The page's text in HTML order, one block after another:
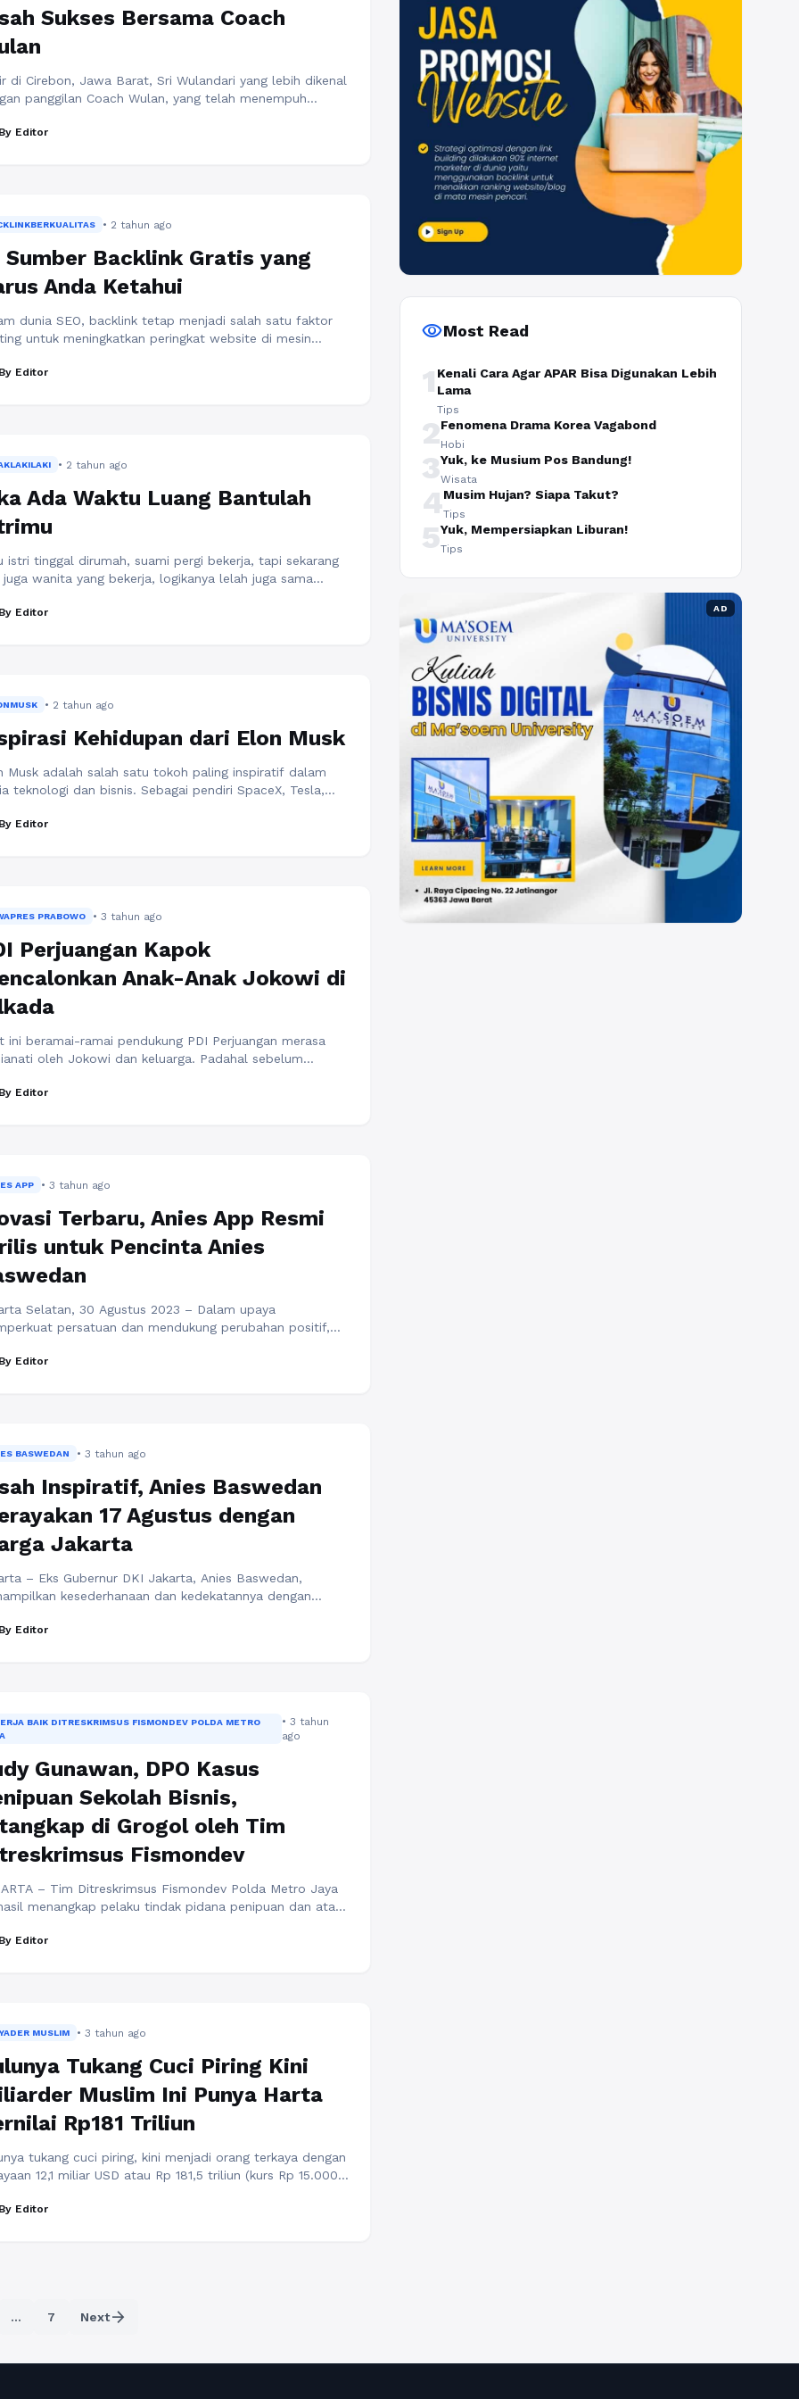
Sukses Bersama Coach
di Cirebon, Jawa Barat, Sri Wulandari yang lebih dikenal
panggilan Coach Wulan, yang telah menempuh
daya manusia (SDM). Dengan pengalaman lebih dari
Editor
• 2 tahun ago
Sumber Backlink Gratis yang
Anda Ketahui
dunia SEO, backlink tetap menjadi salah satu faktor
untuk meningkatkan peringkat website di mesin
berbagai sumber backlink dapat membantu
Editor
• 2 tahun ago
Ada Waktu Luang Bantulah
istri tinggal dirumah, suami pergi bekerja, tapi sekarang
juga wanita yang bekerja, logikanya lelah juga sama
sempat membuka jilbabnya langsung menuju dapur
Editor
• 2 tahun ago
Kehidupan dari Elon Musk
Musk adalah salah satu tokoh paling inspiratif dalam
teknologi dan bisnis. Sebagai pendiri SpaceX, Tesla,
orang di seluruh dunia. Keberhasilannya dalam
Editor
PRABOWO • 3 tahun ago
Perjuangan Kapok
Anak-Anak Jokowi di
ini beramai-ramai pendukung PDI Perjuangan merasa
oleh Jokowi dan keluarga. Padahal sebelum
memenangkan salah satu pasangan. Tapi setelah
Editor
APP • 3 tahun ago
Terbaru, Anies App Resmi
untuk Pencinta Anies
Selatan, 30 Agustus 2023 – Dalam upaya
persatuan dan mendukung perubahan positif,
Grand Launching Anies App: Menjaga Suara,
Editor
BASWEDAN • 3 tahun ago
Inspiratif, Anies Baswedan
17 Agustus dengan
Jakarta
– Eks Gubernur DKI Jakarta, Anies Baswedan,
kesederhanaan dan kedekatannya dengan
Bulus, Jakarta Selatan, pada Kamis (17/8). Pada pukul
Editor
BAIK DITRESKRIMSUS FISMONDEV POLDA METRO
• 3 tahun
ago
Gunawan, DPO Kasus
Sekolah Bisnis,
di Grogol oleh Tim
Fismondev
– Tim Ditreskrimsus Fismondev Polda Metro Jaya
menangkap pelaku tindak pidana penipuan dan atau
Jakarta Barat pada Jumat (28/7/2023).
Editor
MUSLIM • 3 tahun ago
Tukang Cuci Piring Kini
Muslim Ini Punya Harta
Rp181 Triliun
tukang cuci piring, kini menjadi orang terkaya dengan
12,1 miliar USD atau Rp 181,5 triliun (kurs Rp 15.000
dan proses yang panjang. Sama seperti
Editor
… 7 Nextarrow_forward
visibilityMost Read
1 Kenali Cara Agar APAR Bisa Digunakan Lebih
Lama
Tips
2Fenomena Drama Korea Vagabond
Hobi
3Yuk, ke Musium Pos Bandung!
Wisata
4Musim Hujan? Siapa Takut?
Tips
5Yuk, Mempersiapkan Liburan!
Tips
AD